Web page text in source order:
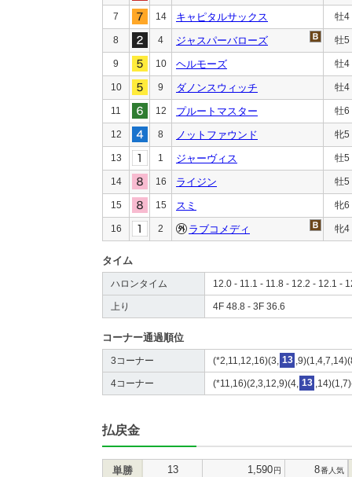
7 14 キャピタルサックス 牡4
8 4 ジャスパーバローズ 牡5
9 10 ヘルモーズ 牡4
10 9 ダノンスウィッチ 牡4
11 12 プルートマスター 牡6
12 8 ノットファウンド 牝5
13 1 ジャーヴィス 牡5
14 16 ライジン 牡5
15 15 スミ 牝6
16 2 ラブコメディ 牝4
タイム
ハロンタイム 12.0 - 11.1 - 11.8 - 12.2 - 12.1 -
上り 4F 48.8 - 3F 36.6
コーナー通過順位
3コーナー (*2,11,12,16)(3, 13
4コーナー (*11,16)(2,3,12,9)(4, 13
払戻金
単勝 13 1,590円 8番人気